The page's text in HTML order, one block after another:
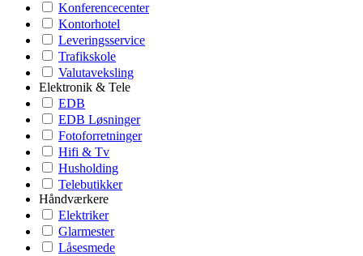
Konferencecenter
Kontorhotel
Leveringsservice
Trafikskole
Valutaveksling
Elektronik & Tele
EDB
EDB Løsninger
Fotoforretninger
Hifi & Tv
Husholding
Telebutikker
Håndværkere
Elektriker
Glarmester
Låsesmede